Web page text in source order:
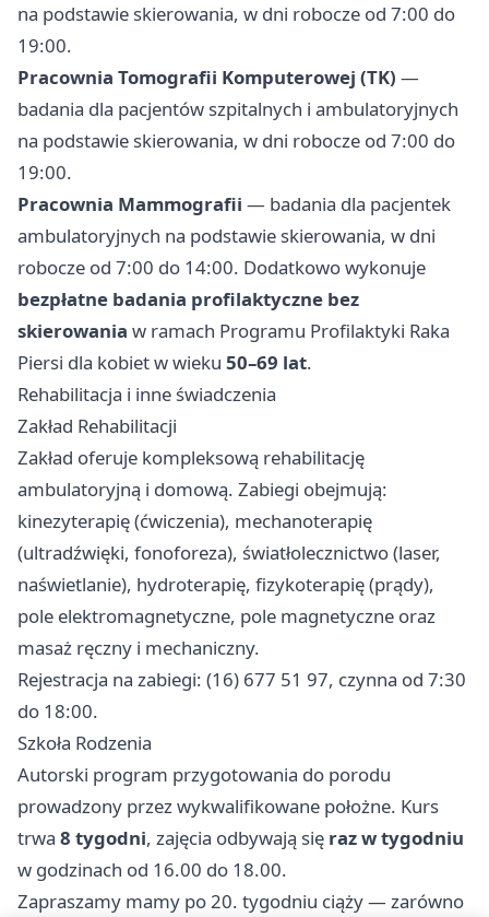
na podstawie skierowania, w dni robocze od 7:00 do
19:00.
Pracownia Tomografii Komputerowej (TK) —
badania dla pacjentów szpitalnych i ambulatoryjnych
na podstawie skierowania, w dni robocze od 7:00 do
19:00.
Pracownia Mammografii — badania dla pacjentek
ambulatoryjnych na podstawie skierowania, w dni
robocze od 7:00 do 14:00. Dodatkowo wykonuje
bezpłatne badania profilaktyczne bez
skierowania w ramach Programu Profilaktyki Raka
Piersi dla kobiet w wieku 50–69 lat.
Rehabilitacja i inne świadczenia
Zakład Rehabilitacji
Zakład oferuje kompleksową rehabilitację
ambulatoryjną i domową. Zabiegi obejmują:
kinezyterapię (ćwiczenia), mechanoterapię
(ultradźwięki, fonoforeza), światłolecznictwo (laser,
naświetlanie), hydroterapię, fizykoterapię (prądy),
pole elektromagnetyczne, pole magnetyczne oraz
masaż ręczny i mechaniczny.
Rejestracja na zabiegi: (16) 677 51 97, czynna od 7:30
do 18:00.
Szkoła Rodzenia
Autorski program przygotowania do porodu
prowadzony przez wykwalifikowane położne. Kurs
trwa 8 tygodni, zajęcia odbywają się raz w tygodniu
w godzinach od 16.00 do 18.00.
Zapraszamy mamy po 20. tygodniu ciąży — zarówno